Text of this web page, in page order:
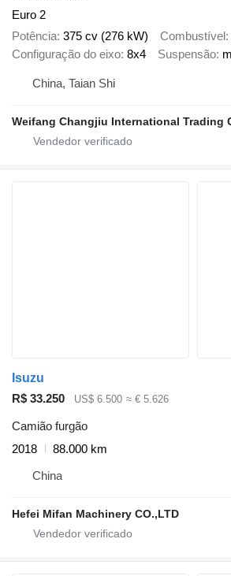
Euro 2
Potência 375 cv (276 kW) Combustível
Configuração do eixo 8x4 Suspensão
China, Taian Shi
Weifang Changjiu International Trading
Isuzu
R$ 33.250
US$ 6.500 ≈ € 5.626
Camião furgão
2018
88.000 km
China
Hefei Mifan Machinery CO.,LTD